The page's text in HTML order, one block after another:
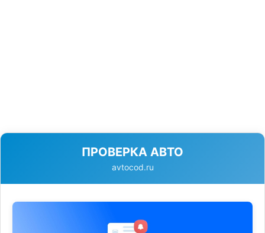
ПРОВЕРКА АВТО
avtocod.ru